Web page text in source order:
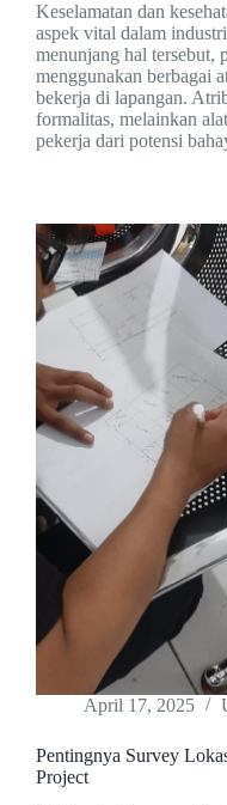
Keselamatan dan
aspek vital dalam
menunjang hal tersebut,
menggunakan berbagai
bekerja di lapangan.
formalitas, melainkan
pekerja dari potensi
April 17, 2025
Pentingnya Survey
Project